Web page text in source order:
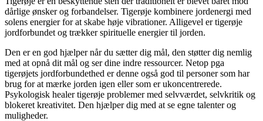
dårlige ønsker og forbandelser. Tigerøje kombinere jordenergi med
solens energier for at skabe høje vibrationer. Alligevel er tigerøje
jordforbundet og trækker spirituelle energier til jorden.
Den er en god hjælper når du sætter dig mål, den støtter dig nemlig
med at opnå dit mål og ser dine indre ressourcer. Netop pga
tigerøjets jordforbundethed er denne også god til personer som har
brug for at mærke jorden igen eller som er ukoncentrerede.
Psykologisk healer tigerøje problemer med selvværdet, selvkritik og
blokeret kreativitet. Den hjælper dig med at se egne talenter og
muligheder.